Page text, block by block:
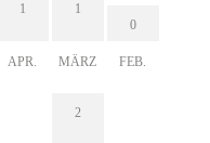
1
APR.
1
MÄRZ
0
FEB.
2